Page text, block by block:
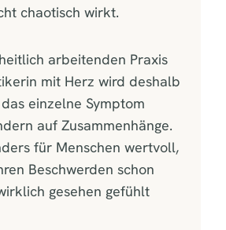
chaotisch wirkt.
arbeitenden Praxis
mit Herz wird deshalb
einzelne Symptom
auf Zusammenhänge.
für Menschen wertvoll,
Beschwerden schon
gesehen gefühlt